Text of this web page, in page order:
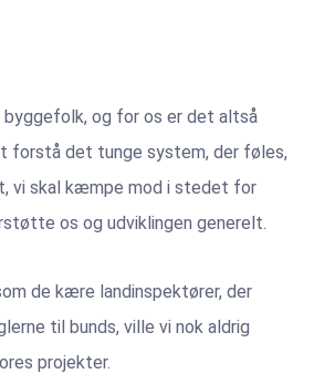
byggefolk, og for os er det altså
forstå det tunge system, der føles,
vi skal kæmpe mod i stedet for
os og udviklingen generelt.
de kære landinspektører, der
til bunds, ville vi nok aldrig
projekter.